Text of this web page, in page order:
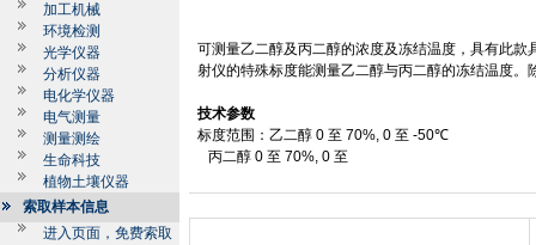
加工机械
环境检测
光学仪器
分析仪器
电化学仪器
电气测量
测量测绘
生命科技
植物土壤仪器
索取样本信息
进入页面，免费索取
可测量乙二醇及丙二醇的浓度及冻结温度，具有此
射仪的特殊标度能测量乙二醇与丙二醇的冻结温度
技术参数
标度范围：乙二醇 0至 70%, 0至 -50℃
丙二醇 0至 70%, 0至